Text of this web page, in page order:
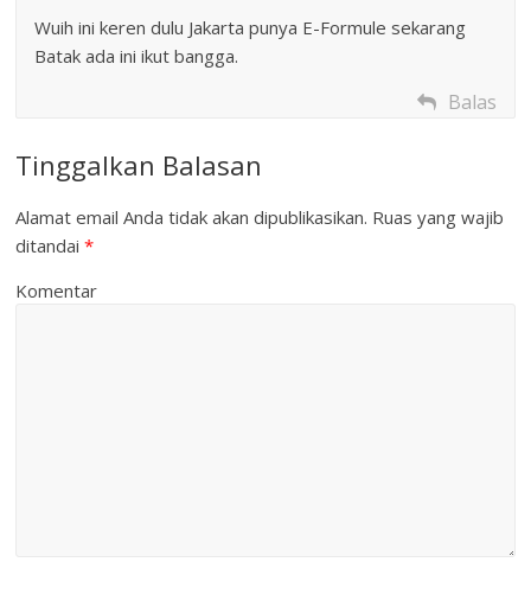
Wuih ini keren dulu Jakarta punya E-Formule sekarang
Batak ada ini ikut bangga.
Balas
Tinggalkan Balasan
Alamat email Anda tidak akan dipublikasikan. Ruas yang wajib
ditandai*
Komentar